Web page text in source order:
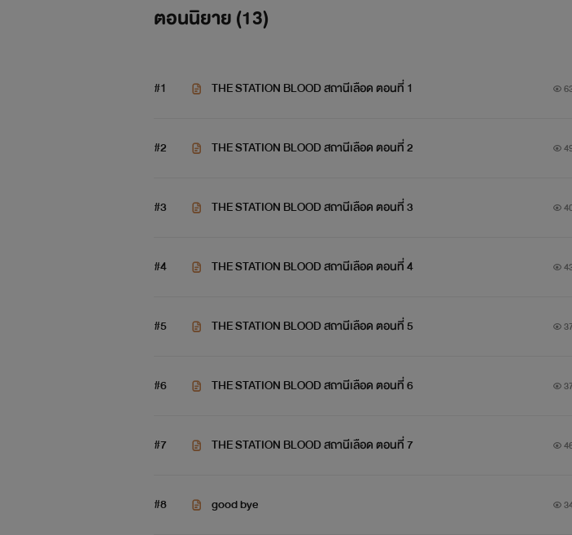
เกิดคดีฆาตกรรมฆ่าปาดคอเด็กสาว
ตอนนิยาย (13)
#1 THE STATION BLOOD สถานีเลือด ตอนที่ 1
#2 THE STATION BLOOD สถานีเลือด ตอนที่ 2
#3 THE STATION BLOOD สถานีเลือด ตอนที่ 3
#4 THE STATION BLOOD สถานีเลือด ตอนที่ 4
#5 THE STATION BLOOD สถานีเลือด ตอนที่ 5
#6 THE STATION BLOOD สถานีเลือด ตอนที่ 6 ​
#7 THE STATION BLOOD สถานีเลือด ตอนที่ 7
#8 good bye